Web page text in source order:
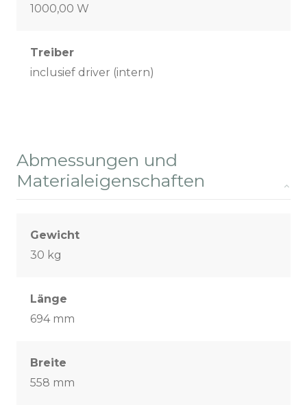
1000,00 W
Treiber
inclusief driver (intern)
Abmessungen und
Materialeigenschaften
Gewicht
30 kg
Länge
694 mm
Breite
558 mm